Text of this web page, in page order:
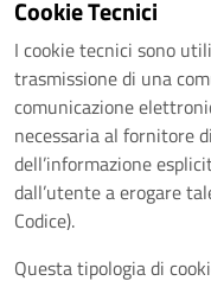
Cookie Tecnici
I cookie tecnici sono
trasmissione di una
comunicazione
necessaria al fornitore
dell’informazione
dall’utente a erogare
Codice).
Questa tipologia di